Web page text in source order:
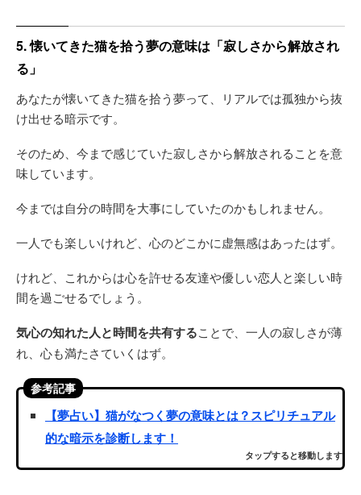
5. 懐いてきた猫を拾う夢の意味は「寂しさから解放され
る」
あなたが懐いてきた猫を拾う夢って、リアルでは孤独から抜
け出せる暗示です。
そのため、今まで感じていた寂しさから解放されることを意
味しています。
今までは自分の時間を大事にしていたのかもしれません。
一人でも楽しいけれど、心のどこかに虚無感はあったはず。
けれど、これからは心を許せる友達や優しい恋人と楽しい時
間を過ごせるでしょう。
気心の知れた人と時間を共有することで、一人の寂しさが薄
れ、心も満たさていくはず。
参考記事
【夢占い】猫がなつく夢の意味とは？スピリチュアル
的な暗示を診断します！
タップすると移動します